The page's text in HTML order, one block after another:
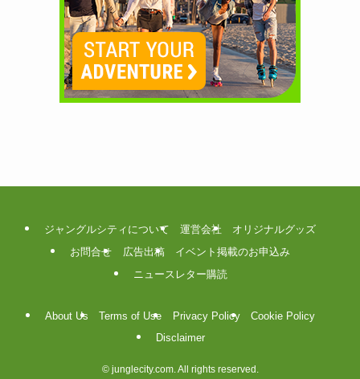
ジャングルシティについて 運営会社
オリジナルグッズ
お問合せ
広告出稿
イベント掲載のお申込み
ニュースレター購読
About Us Terms of Use Privacy Policy
Cookie Policy
Disclaimer
©junglecity.com. All rights reserved.